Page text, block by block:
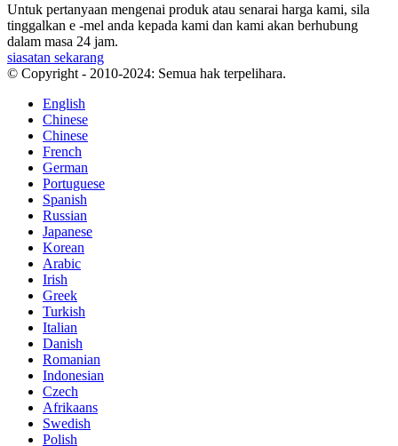
Untuk pertanyaan mengenai produk atau senarai harga kami, sila
tinggalkan e -mel anda kepada kami dan kami akan berhubung
dalam masa 24 jam.
siasatan sekarang
© Copyright - 2010-2024: Semua hak terpelihara.
English
Chinese
Chinese
French
German
Portuguese
Spanish
Russian
Japanese
Korean
Arabic
Irish
Greek
Turkish
Italian
Danish
Romanian
Indonesian
Czech
Afrikaans
Swedish
Polish